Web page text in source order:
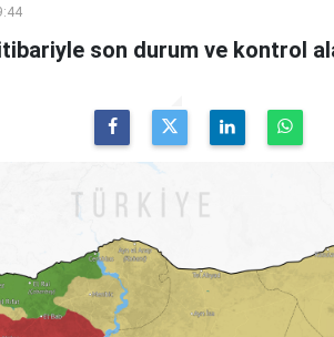
son durum ve kontrol